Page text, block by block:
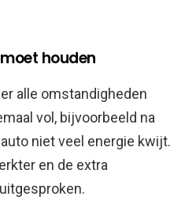
houden
alle omstandigheden
vol, bijvoorbeeld na
niet veel energie kwijt.
en de extra